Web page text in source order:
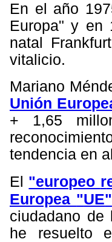
En el año
Europa" y en
natal
vitalicio.
Mariano
Unión
+ 1,65
tendencia en
El "europeo r
Europea "UE"
ciudadano de
he resuelto